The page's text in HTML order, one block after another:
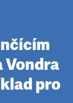
Vondra
pro